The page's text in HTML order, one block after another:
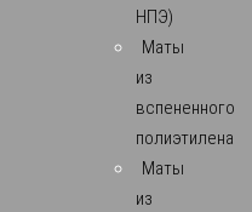
НПЭ)
Маты
из
вспененного
полиэтилена
Маты
из